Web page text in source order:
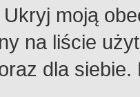
moją
na liście
dla